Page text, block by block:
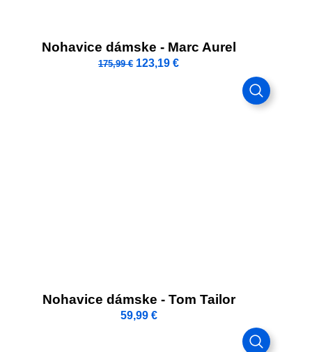
Nohavice dámske - Marc Aurel
175,99€ 123,19 €
Nohavice dámske - Tom Tailor
59,99 €